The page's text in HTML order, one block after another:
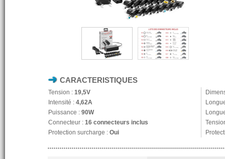
CARACTERISTIQUES
Tension : 19,5V
Intensité : 4,62A
Puissance : 90W
Connecteur : 16 connecteurs inclus
Protection surcharge : Oui